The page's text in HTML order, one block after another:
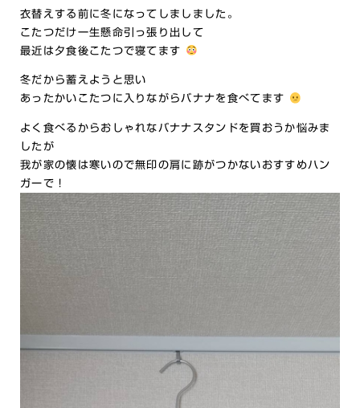
衣替えする前に冬になってしましました。
こたつだけ一生懸命引っ張り出して
最近は夕食後こたつで寝てます
冬だから蓄えようと思い
あったかいこたつに入りながらバナナを食べてます
よく食べるからおしゃれなバナナスタンドを買おうか悩みま
したが
我が家の懐は寒いので無印の肩に跡がつかないおすすめハン
ガーで！